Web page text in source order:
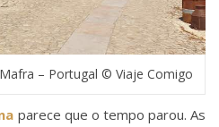
– Portugal © Viaje Comigo
parece que o tempo parou. As